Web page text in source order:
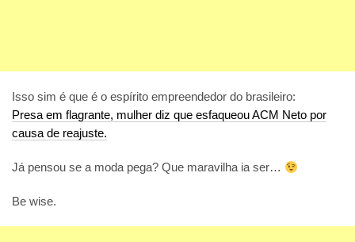
Isso sim é que é o espírito empreendedor do brasileiro:
Presa em flagrante, mulher diz que esfaqueou ACM Neto por
causa de reajuste.
Já pensou se a moda pega? Que maravilha ia ser…
Be wise.